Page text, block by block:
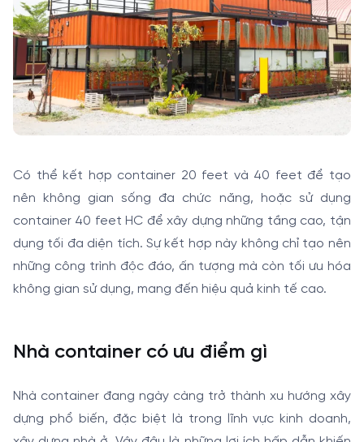
Có thể kết hợp container 20 feet và 40 feet để tạo
nên không gian sống đa chức năng, hoặc sử dụng
container 40 feet HC để xây dựng những tầng cao, tận
dụng tối đa diện tích. Sự kết hợp này không chỉ tạo nên
những công trình độc đáo, ấn tượng mà còn tối ưu hóa
không gian sử dụng, mang đến hiệu quả kinh tế cao.
Nhà container có ưu điểm gì
Nhà container đang ngày càng trở thành xu hướng xây
dựng phổ biến, đặc biệt là trong lĩnh vực kinh doanh,